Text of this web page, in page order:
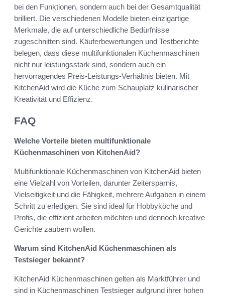
bei den Funktionen, sondern auch bei der Gesamtqualität
brilliert. Die verschiedenen Modelle bieten einzigartige
Merkmale, die auf unterschiedliche Bedürfnisse
zugeschnitten sind. Käuferbewertungen und Testberichte
belegen, dass diese multifunktionalen Küchenmaschinen
nicht nur leistungsstark sind, sondern auch ein
hervorragendes Preis-Leistungs-Verhältnis bieten. Mit
KitchenAid wird die Küche zum Schauplatz kulinarischer
Kreativität und Effizienz.
FAQ
Welche Vorteile bieten multifunktionale
Küchenmaschinen von KitchenAid?
Multifunktionale Küchenmaschinen von KitchenAid bieten
eine Vielzahl von Vorteilen, darunter Zeitersparnis,
Vielseitigkeit und die Fähigkeit, mehrere Aufgaben in einem
Schritt zu erledigen. Sie sind ideal für Hobbyköche und
Profis, die effizient arbeiten möchten und dennoch kreative
Gerichte zaubern wollen.
Warum sind KitchenAid Küchenmaschinen als
Testsieger bekannt?
KitchenAid Küchenmaschinen gelten als Marktführer und
sind in Küchenmaschinen Testsieger aufgrund ihrer hohen